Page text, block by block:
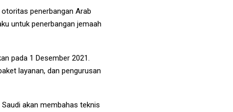
penerbangan Arab
untuk penerbangan jemaah
pada 1 Desember 2021.
layanan, dan pengurusan
akan membahas teknis